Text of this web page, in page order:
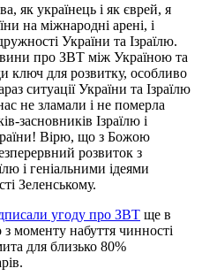
як українець і як єврей, я
на міжнародні арені, і
України та Ізраїлю.
про ЗВТ між Україною та
ключ для розвитку, особливо
ситуації України та Ізраїлю
не зламали і не померла
засновників Ізраїлю і
Вірю, що з Божою
розвиток з
і геніальними ідеями
Зеленському.
угоду про ЗВТ ще в
з моменту набуття чинності
для близько 80%